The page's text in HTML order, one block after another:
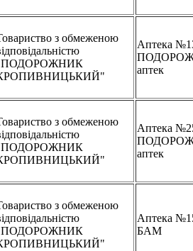
з обмеженою
Аптека
аптек
з обмеженою
Аптека
аптек
з обмеженою
Аптека
БАМ